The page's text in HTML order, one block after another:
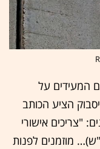
המעידים על
הציע הכותב
"צריכים אישורי
מוזמנים לפנות